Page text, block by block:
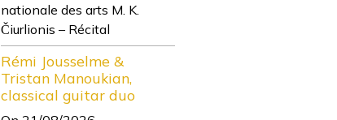
nationale des arts M. K.
Čiurlionis – Récital
Rémi Jousselme &
Tristan Manoukian,
classical guitar duo